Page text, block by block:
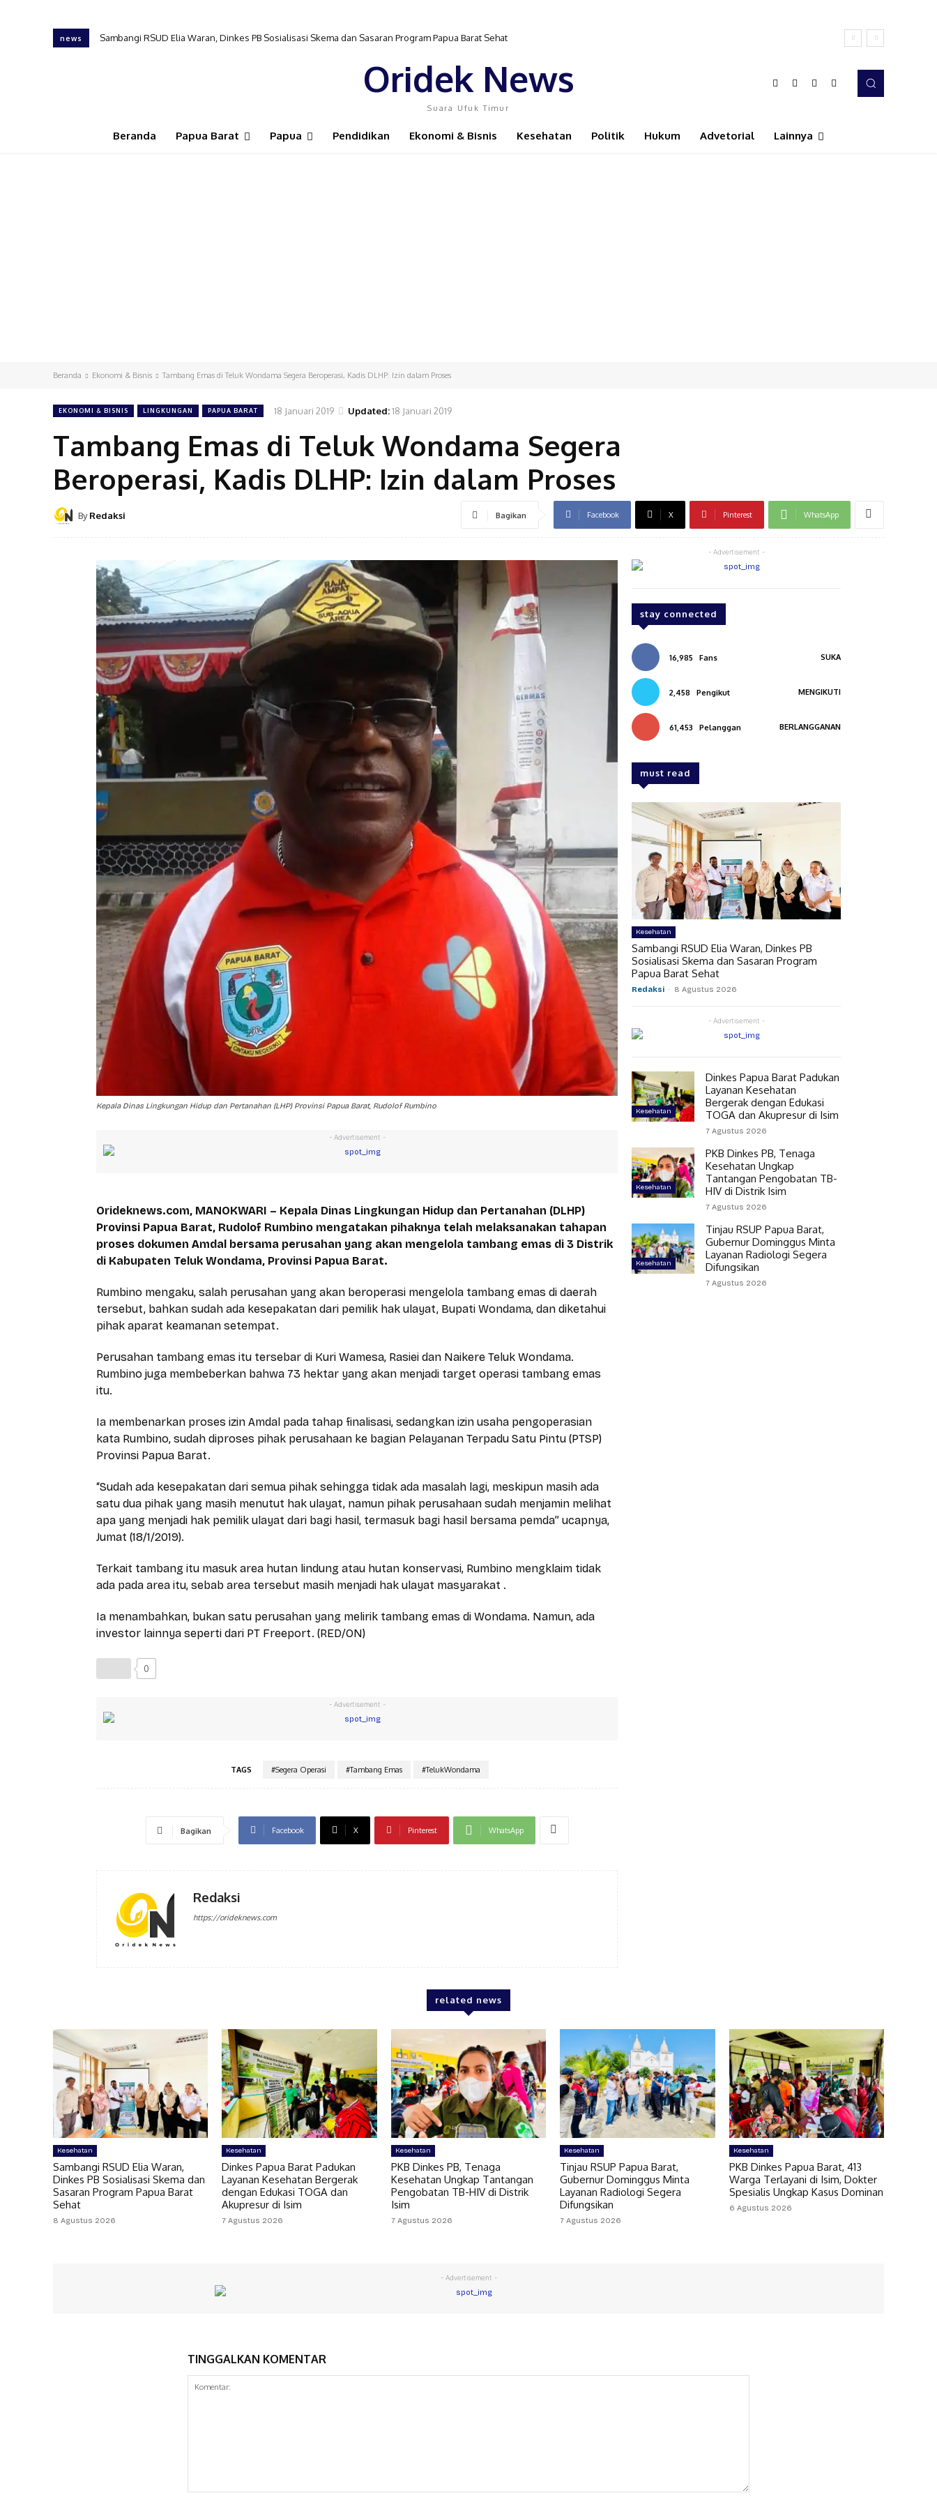
news Sambangi RSUD Elia Waran, Dinkes PB Sosialisasi Skema dan Sasaran Program Papua Barat Sehat
Oridek News
Suara Ufuk Timur
Beranda Papua Barat Papua Pendidikan Ekonomi & Bisnis Kesehatan Politik Hukum Advetorial Lainnya
Beranda Ekonomi & Bisnis Tambang Emas di Teluk Wondama Segera Beroperasi, Kadis DLHP: Izin dalam Proses
EKONOMI & BISNIS LINGKUNGAN PAPUA BARAT 18 Januari 2019 Updated:18 Januari 2019
Tambang Emas di Teluk Wondama Segera
Beroperasi, Kadis DLHP: Izin dalam Proses
By Redaksi Bagikan Facebook X Pinterest WhatsApp
Kepala Dinas Lingkungan Hidup dan Pertanahan (LHP) Provinsi Papua Barat, Rudolof Rumbino
- Advertisement -
Orideknews.com, MANOKWARI – Kepala Dinas Lingkungan Hidup dan Pertanahan (DLHP)
Provinsi Papua Barat, Rudolof Rumbino mengatakan pihaknya telah melaksanakan tahapan
proses dokumen Amdal bersama perusahan yang akan mengelola tambang emas di 3 Distrik
di Kabupaten Teluk Wondama, Provinsi Papua Barat.
Rumbino mengaku, salah perusahan yang akan beroperasi mengelola tambang emas di daerah
tersebut, bahkan sudah ada kesepakatan dari pemilik hak ulayat, Bupati Wondama, dan diketahui
pihak aparat keamanan setempat.
Perusahan tambang emas itu tersebar di Kuri Wamesa, Rasiei dan Naikere Teluk Wondama.
Rumbino juga membeberkan bahwa 73 hektar yang akan menjadi target operasi tambang emas
itu.
Ia membenarkan proses izin Amdal pada tahap finalisasi, sedangkan izin usaha pengoperasian
kata Rumbino, sudah diproses pihak perusahaan ke bagian Pelayanan Terpadu Satu Pintu (PTSP)
Provinsi Papua Barat.
“Sudah ada kesepakatan dari semua pihak sehingga tidak ada masalah lagi, meskipun masih ada
satu dua pihak yang masih menutut hak ulayat, namun pihak perusahaan sudah menjamin melihat
apa yang menjadi hak pemilik ulayat dari bagi hasil, termasuk bagi hasil bersama pemda” ucapnya,
Jumat (18/1/2019).
Terkait tambang itu masuk area hutan lindung atau hutan konservasi, Rumbino mengklaim tidak
ada pada area itu, sebab area tersebut masih menjadi hak ulayat masyarakat .
Ia menambahkan, bukan satu perusahan yang melirik tambang emas di Wondama. Namun, ada
investor lainnya seperti dari PT Freeport. (RED/ON)
0
- Advertisement -
TAGS #Segera Operasi #Tambang Emas #TelukWondama
Bagikan Facebook X Pinterest WhatsApp
Redaksi
https://orideknews.com
- Advertisement -
stay connected
16,985 Fans SUKA
2,458 Pengikut MENGIKUTI
61,453 Pelanggan BERLANGGANAN
must read
Kesehatan
Sambangi RSUD Elia Waran, Dinkes PB
Sosialisasi Skema dan Sasaran Program
Papua Barat Sehat
Redaksi - 8 Agustus 2026
- Advertisement -
Kesehatan
Dinkes Papua Barat Padukan
Layanan Kesehatan
Bergerak dengan Edukasi
TOGA dan Akupresur di Isim
7 Agustus 2026
Kesehatan
PKB Dinkes PB, Tenaga
Kesehatan Ungkap
Tantangan Pengobatan TB-
HIV di Distrik Isim
7 Agustus 2026
Kesehatan
Tinjau RSUP Papua Barat,
Gubernur Dominggus Minta
Layanan Radiologi Segera
Difungsikan
7 Agustus 2026
related news
Kesehatan
Sambangi RSUD Elia Waran,
Dinkes PB Sosialisasi Skema dan
Sasaran Program Papua Barat
Sehat
8 Agustus 2026
Kesehatan
Dinkes Papua Barat Padukan
Layanan Kesehatan Bergerak
dengan Edukasi TOGA dan
Akupresur di Isim
7 Agustus 2026
Kesehatan
PKB Dinkes PB, Tenaga
Kesehatan Ungkap Tantangan
Pengobatan TB-HIV di Distrik
Isim
7 Agustus 2026
Kesehatan
Tinjau RSUP Papua Barat,
Gubernur Dominggus Minta
Layanan Radiologi Segera
Difungsikan
7 Agustus 2026
Kesehatan
PKB Dinkes Papua Barat, 413
Warga Terlayani di Isim, Dokter
Spesialis Ungkap Kasus Dominan
6 Agustus 2026
- Advertisement -
TINGGALKAN KOMENTAR